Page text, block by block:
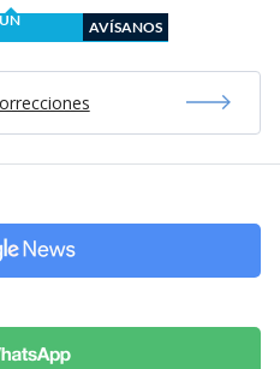
AVÍSANOS